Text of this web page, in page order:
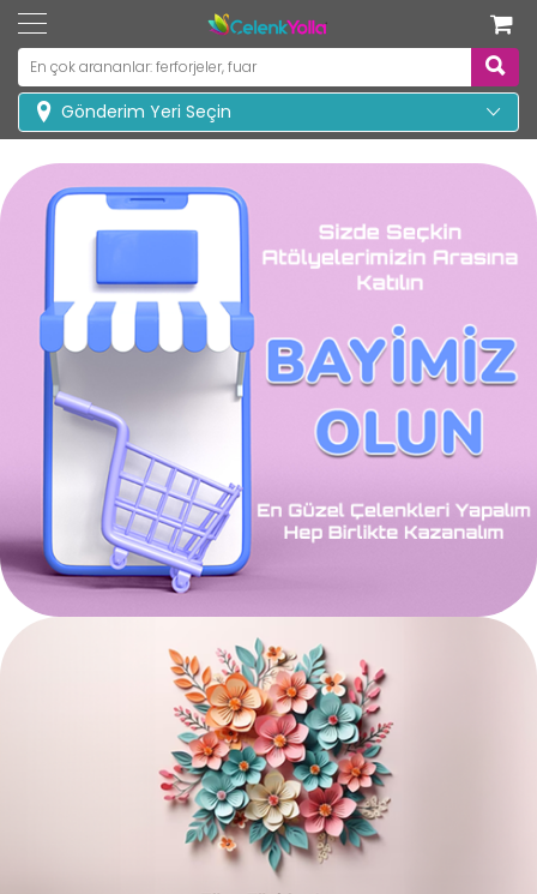
Gönderim Yeri Seçin